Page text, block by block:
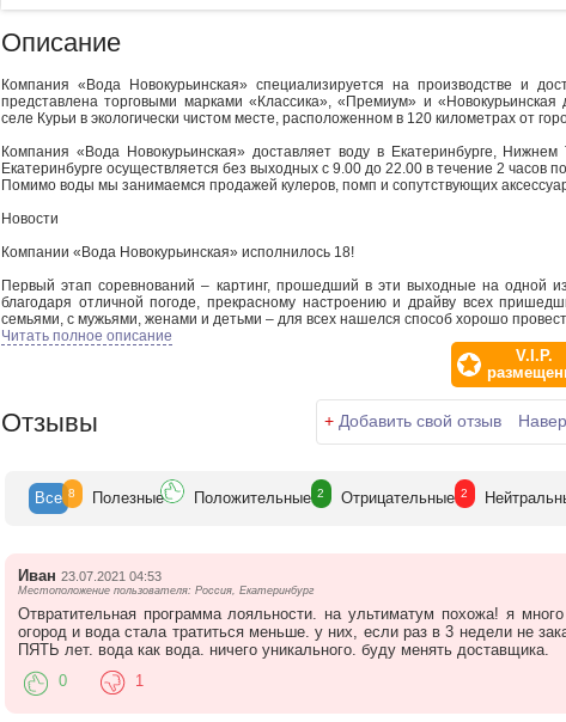
Описание
Компания «Вода Новокурьинская» специализируется на производстве и
представлена торговыми марками «Классика», «Премиум» и
селе Курьи в экологически чистом месте, расположенном в 120 километрах от
Компания «Вода Новокурьинская» доставляет воду в Екатеринбурге, Нижнем
Екатеринбурге осуществляется без выходных с 9.00 до 22.00 в течение 2 часов
Помимо воды мы занимаемся продажей кулеров, помп и сопутствующих
Новости
Компании «Вода Новокурьинская» исполнилось 18!
Первый этап соревнований – картинг, прошедший в эти выходные на одной
благодаря отличной погоде, прекрасному настроению и драйву всех
семьями, с мужьями, женами и детьми – для всех нашелся способ хорошо
Среди сотрудников Компании набралось 8 команд-участников, у каждой –
принесли с собой плакаты, кричалки и невообразимый драйв. Словом, было
познакомиться поближе, укрепить командный дух такой большой Компании как
На торжественной церемонии открытия участники выступили с небольшими
«Ново-Олимпийский» огонь, который пронесли по треку в мини-марафонской
Самые маленькие гости праздника болели за мам и пап, общались с
перевоплощения с помощью аква-грима и весело резвились на летнем солнышке.
После подведения итогов и награждения победителей в небо отпустили
будущего, развития и роста Компании «Вода Новокурьинская».
Читать полное описание
V.I.P.
Отзывы + Добавить свой отзыв
Все 8 Полезные Положительные 2 Отрицательные 2 Нейтр
Иван 23.07.2021 04:53
Местоположение пользователя: Россия, Екатеринбург
Отвратительная программа лояльности. на ультиматум похожа! я
огород и вода стала тратиться меньше. у них, если раз в 3 недели не
ПЯТЬ лет. вода как вода. ничего уникального. буду менять доставщика.
0 1